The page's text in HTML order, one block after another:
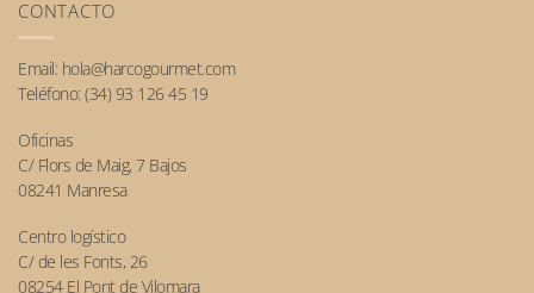
CONTACTO
Email: hola@harcogourmet.com
Teléfono: (34) 93 126 45 19
Oficinas
C/ Flors de Maig, 7 Bajos
08241 Manresa
Centro logístico
C/ de les Fonts, 26
08254 El Pont de Vilomara